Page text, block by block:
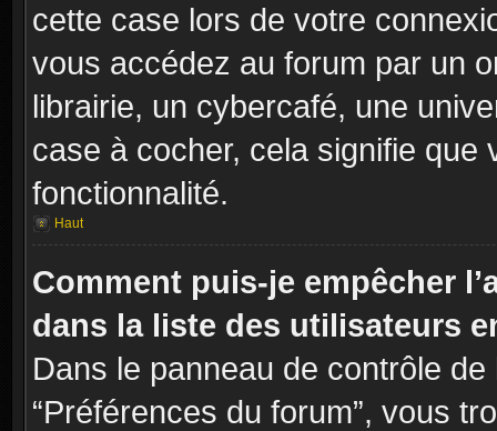
cette case lors de votre
vous accédez au forum par un
librairie, un cybercafé, une
case à cocher, cela signifie
fonctionnalité.
Haut
Comment puis-je empêcher
dans la liste des utilisateurs
Dans le panneau de contrôle de
“Préférences du forum”, vous